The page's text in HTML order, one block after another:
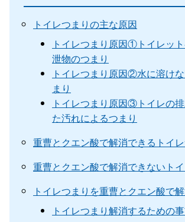
トイレつまりの主な原因
トイレつまり原因①トイレッ
泄物のつまり
トイレつまり原因②水に溶け
まり
トイレつまり原因③トイレの
た汚れによるつまり
重曹とクエン酸で解消できるトイ
重曹とクエン酸で解消できないト
トイレつまりを重曹とクエン酸で
トイレつまり解消するための